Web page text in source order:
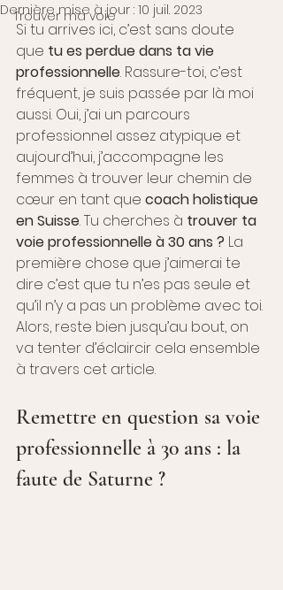
Trouver ma voie
Dernière mise à jour : 10 juil. 2023
Si tu arrives ici, c’est sans doute
que tu es perdue dans ta vie
professionnelle. Rassure-toi, c’est
fréquent, je suis passée par là moi
aussi. Oui, j’ai un parcours
professionnel assez atypique et
aujourd’hui, j’accompagne les
femmes à trouver leur chemin de
cœur en tant que coach holistique
en Suisse. Tu cherches à trouver ta
voie professionnelle à 30 ans ? La
première chose que j’aimerai te
dire c’est que tu n’es pas seule et
qu’il n’y a pas un problème avec toi.
Alors, reste bien jusqu’au bout, on
va tenter d’éclaircir cela ensemble
à travers cet article.
Remettre en question sa voie
professionnelle à 30 ans : la
faute de Saturne ?